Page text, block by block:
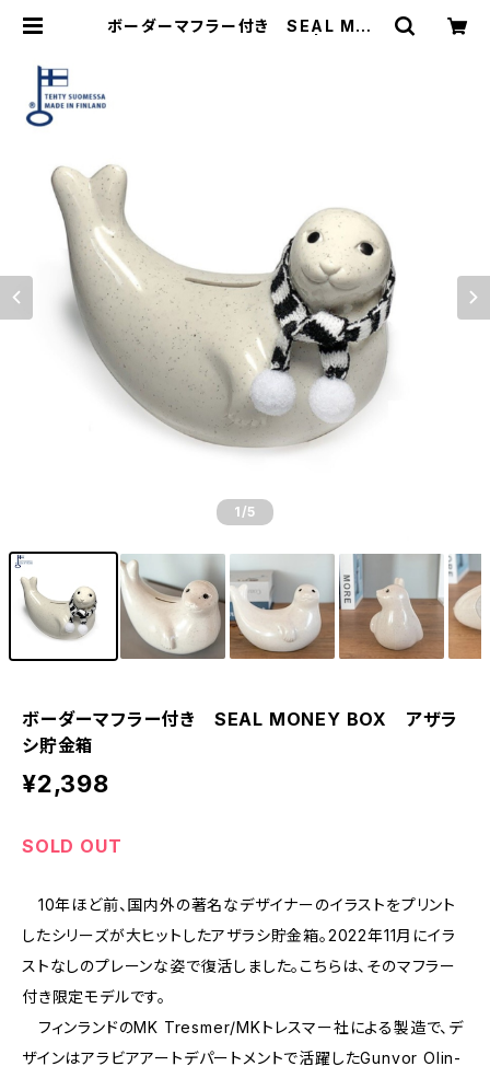
ボーダーマフラー付き SEAL MON
1 /5
ボーダーマフラー付き SEAL MONEY BOX アザラ
シ貯金箱
¥2,398
SOLD OUT
10年ほど前、国内外の著名なデザイナーのイラストをプリント
したシリーズが大ヒットしたアザラシ貯金箱。2022年11月にイラ
ストなしのプレーンな姿で復活しました。こちらは、そのマフラー
付き限定モデルです。
フィンランドのMK Tresmer/MKトレスマー社による製造で、デ
ザインはアラビアアートデパートメントで活躍したGunvor Olin-